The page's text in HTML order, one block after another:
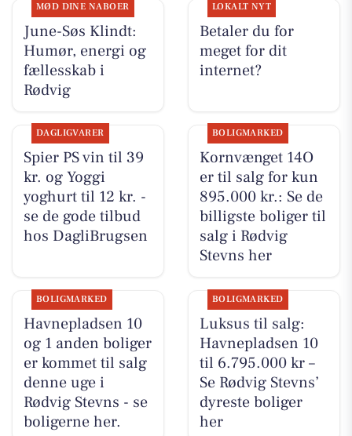
MØD DINE NABOER
June-Søs Klindt:
Humør, energi og
fællesskab i
Rødvig
LOKALT NYT
Betaler du for
meget for dit
internet?
DAGLIGVARER
Spier PS vin til 39
kr. og Yoggi
yoghurt til 12 kr. -
se de gode tilbud
hos DagliBrugsen
BOLIGMARKED
Kornvænget 14O
er til salg for kun
895.000 kr.: Se de
billigste boliger til
salg i Rødvig
Stevns her
BOLIGMARKED
Havnepladsen 10
og 1 anden boliger
er kommet til salg
denne uge i
Rødvig Stevns - se
boligerne her.
BOLIGMARKED
Luksus til salg:
Havnepladsen 10
til 6.795.000 kr –
Se Rødvig Stevns’
dyreste boliger
her